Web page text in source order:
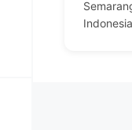
Indonesia